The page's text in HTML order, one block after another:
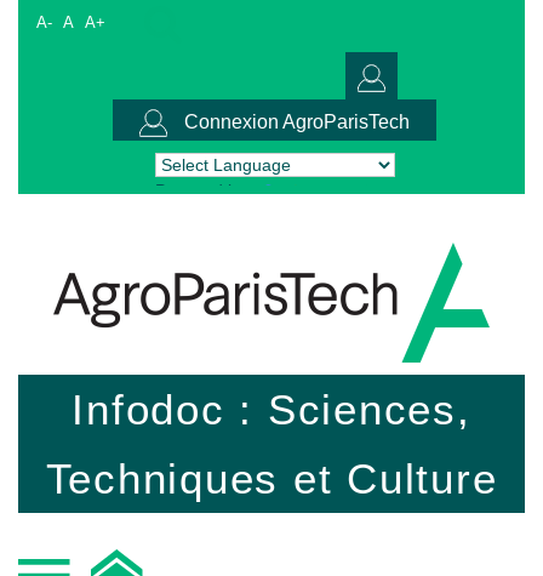
A- A A+
Connexion AgroParisTech
Powered by Translate
Infodoc : Sciences,
Techniques et Culture